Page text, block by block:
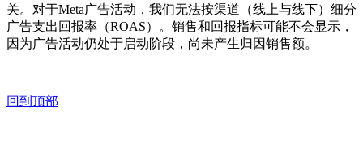
关。对于Meta广告活动，我们无法按渠道（线上与线下）细分
广告支出回报率（ROAS）。销售和回报指标可能不会显示，
因为广告活动仍处于启动阶段，尚未产生归因销售额。
回到顶部